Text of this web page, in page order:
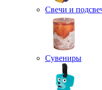
Свечи и
Сувениры